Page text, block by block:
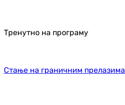
Тренутно на програму
Стање на граничним прелазима